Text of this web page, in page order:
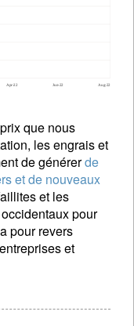
que nous
les engrais et
de générerde
et de nouveaux
et les
pour
pour revers
et